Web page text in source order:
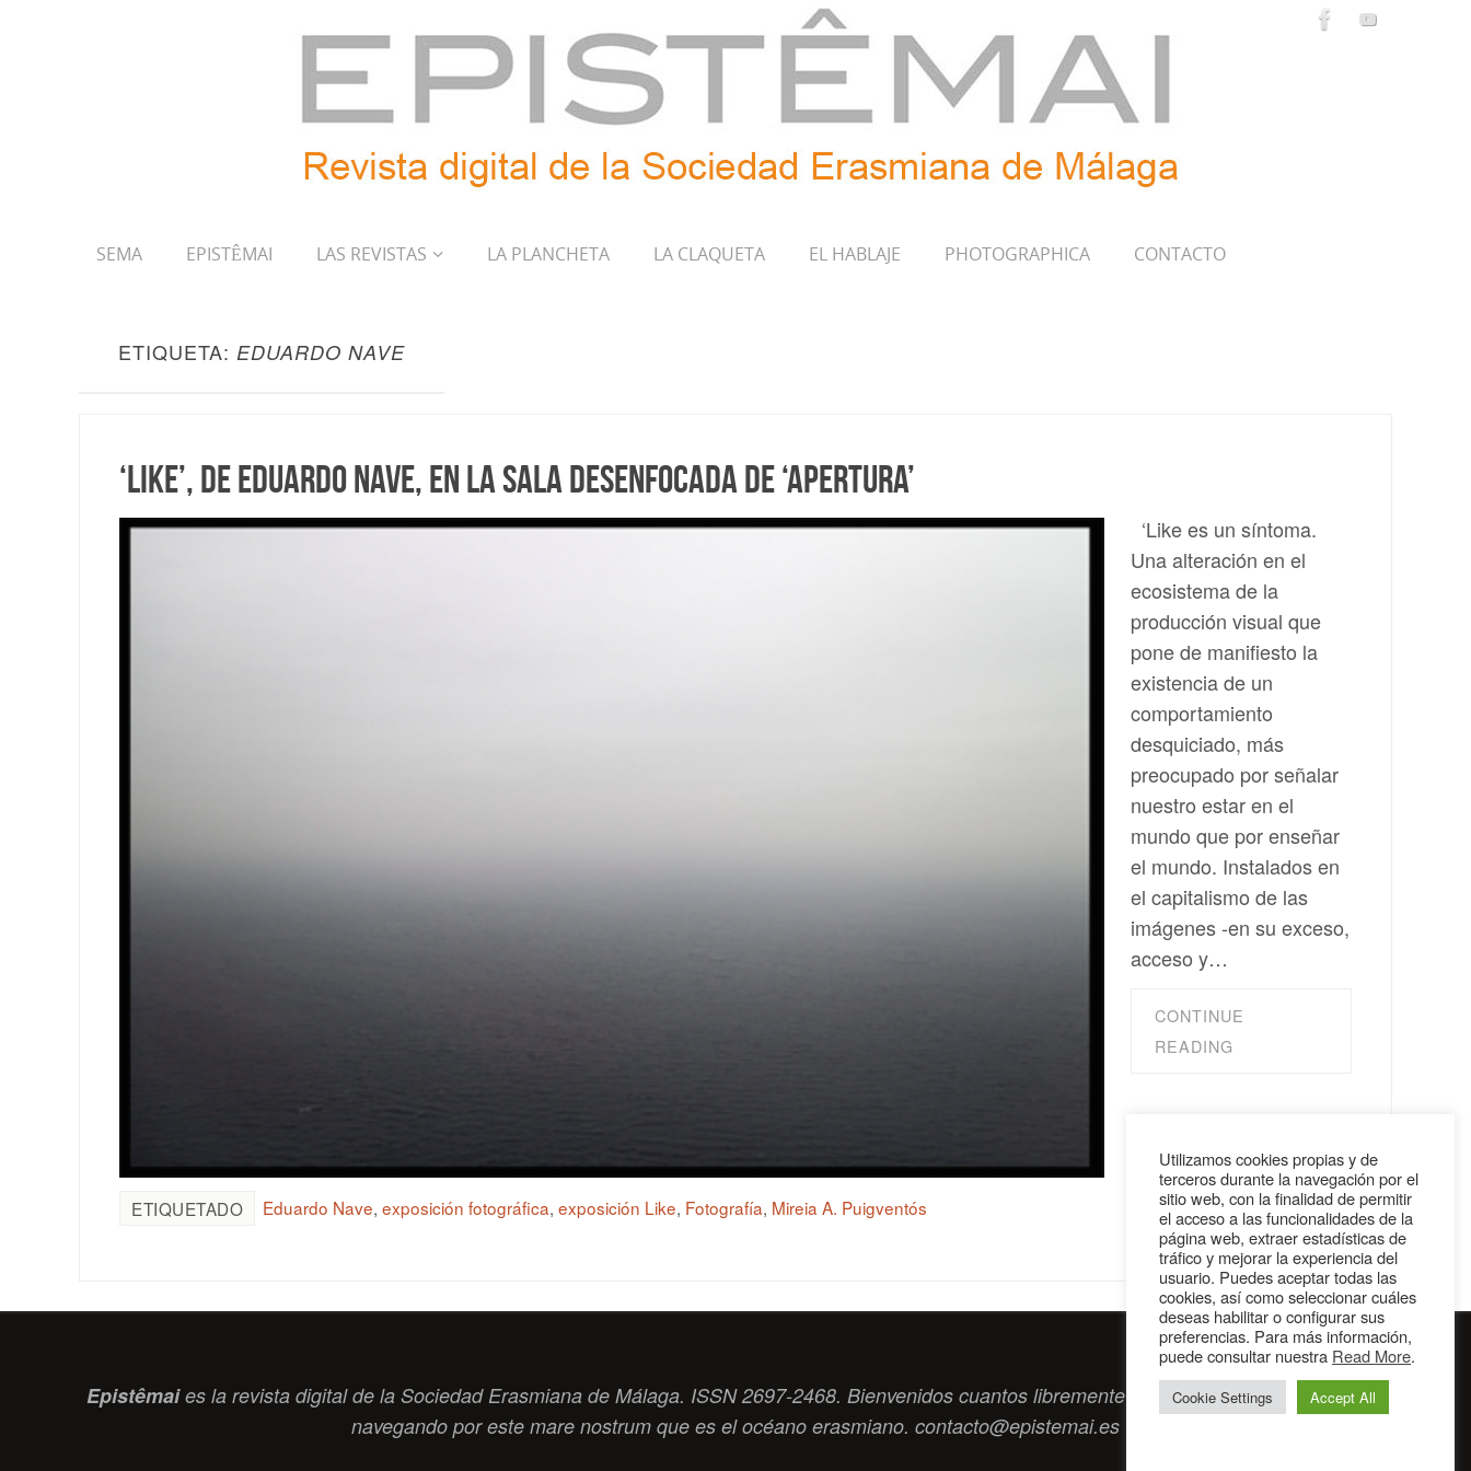
SEMA EPISTÊMAI LAS REVISTAS LA PLANCHETA LA CLAQUETA EL HABLAJE PHOTOGRAPHICA CONTACTO
ETIQUETA: EDUARDO NAVE
‘Like’, de Eduardo Nave, en la Sala Desenfocada de ‘APERTURA’
‘Like es un síntoma.
Una alteración en el
ecosistema de la
producción visual que
pone de manifiesto la
existencia de un
comportamiento
desquiciado, más
preocupado por señalar
nuestro estar en el
mundo que por enseñar
el mundo. Instalados en
el capitalismo de las
imágenes -en su exceso,
acceso y…
CONTINUE
READING
ETIQUETADO Eduardo Nave, exposición fotográfica, exposición Like, Fotografía, Mireia A. Puigventós
Epistêmaies la revista digital de la Sociedad Erasmiana de Málaga. ISSN 2697-2468. Bienvenidos cuantos libremente tengan algo que intercambiar
navegando por este mare nostrum que es el océano erasmiano. contacto@epistemai.es
Utilizamos cookies propias y de
terceros durante la navegación por el
sitio web, con la finalidad de permitir
el acceso a las funcionalidades de la
página web, extraer estadísticas de
tráfico y mejorar la experiencia del
usuario. Puedes aceptar todas las
cookies, así como seleccionar cuáles
deseas habilitar o configurar sus
preferencias. Para más información,
puede consultar nuestra Read More.
Cookie Settings Accept All